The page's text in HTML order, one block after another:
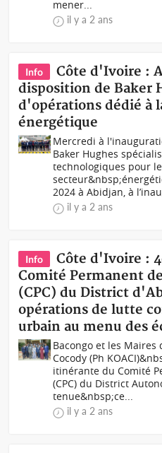
mener...
il y a 2 ans
Info
Côte d'Ivoire :
disposition de Baker
d'opérations dédié à
énergétique
Mercredi à
Baker Hughes
technologiques pour le
2024 à Abidjan, à
il y a 2 ans
Info
Côte d'Ivoire :
Comité Permanent
(CPC) du District
opérations de lutte
urbain au menu des
Bacongo et les Maires
Cocody (Ph
itinérante du Comité
(CPC) du District
tenue&nbsp;ce...
il y a 2 ans